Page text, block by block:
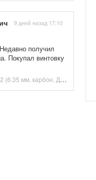
9 дней назад 17:10
получил
Покупал винтовку
Саундмодератор Ataman КВП M2 (6.35 мм, карбон, ДТК) купить в Москве и СПБ, цена 12210 руб. Доставка по РФ!